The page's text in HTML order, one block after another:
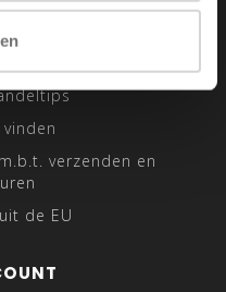
verzenden en
de EU